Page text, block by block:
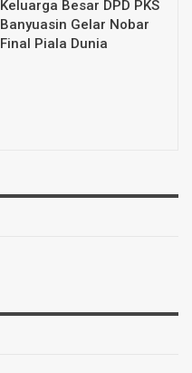
Keluarga Besar DPD PKS
Banyuasin Gelar Nobar
Final Piala Dunia